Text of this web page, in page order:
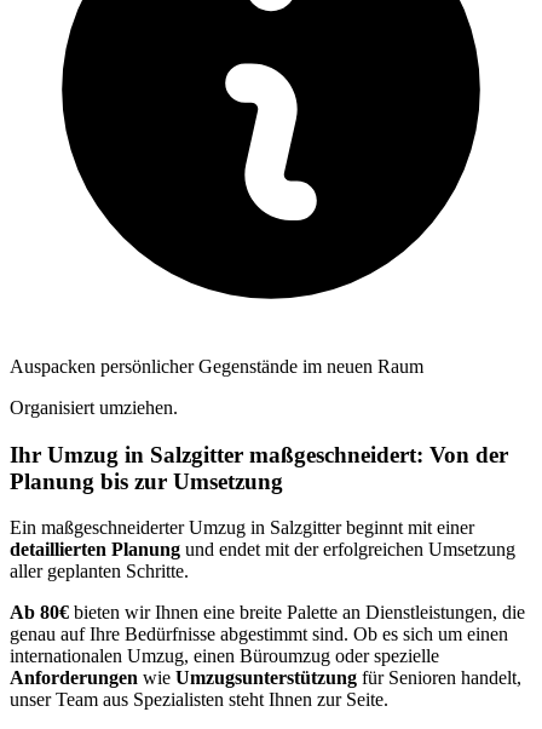
Auspacken persönlicher Gegenstände im neuen Raum
Organisiert umziehen.
Ihr Umzug in Salzgitter maßgeschneidert: Von der
Planung bis zur Umsetzung
Ein maßgeschneiderter Umzug in Salzgitter beginnt mit einer
detaillierten Planung und endet mit der erfolgreichen Umsetzung
aller geplanten Schritte.
Ab 80€ bieten wir Ihnen eine breite Palette an Dienstleistungen, die
genau auf Ihre Bedürfnisse abgestimmt sind. Ob es sich um einen
internationalen Umzug, einen Büroumzug oder spezielle
Anforderungen wie Umzugsunterstützung für Senioren handelt,
unser Team aus Spezialisten steht Ihnen zur Seite.